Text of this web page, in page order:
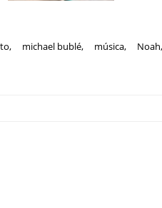
, michael bublé, música, Noah,